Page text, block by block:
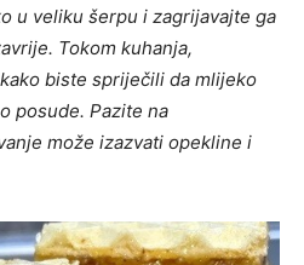
u veliku šerpu i zagrijavajte ga
Tokom kuhanja,
biste spriječili da mlijeko
posude. Pazite na
može izazvati opekline i